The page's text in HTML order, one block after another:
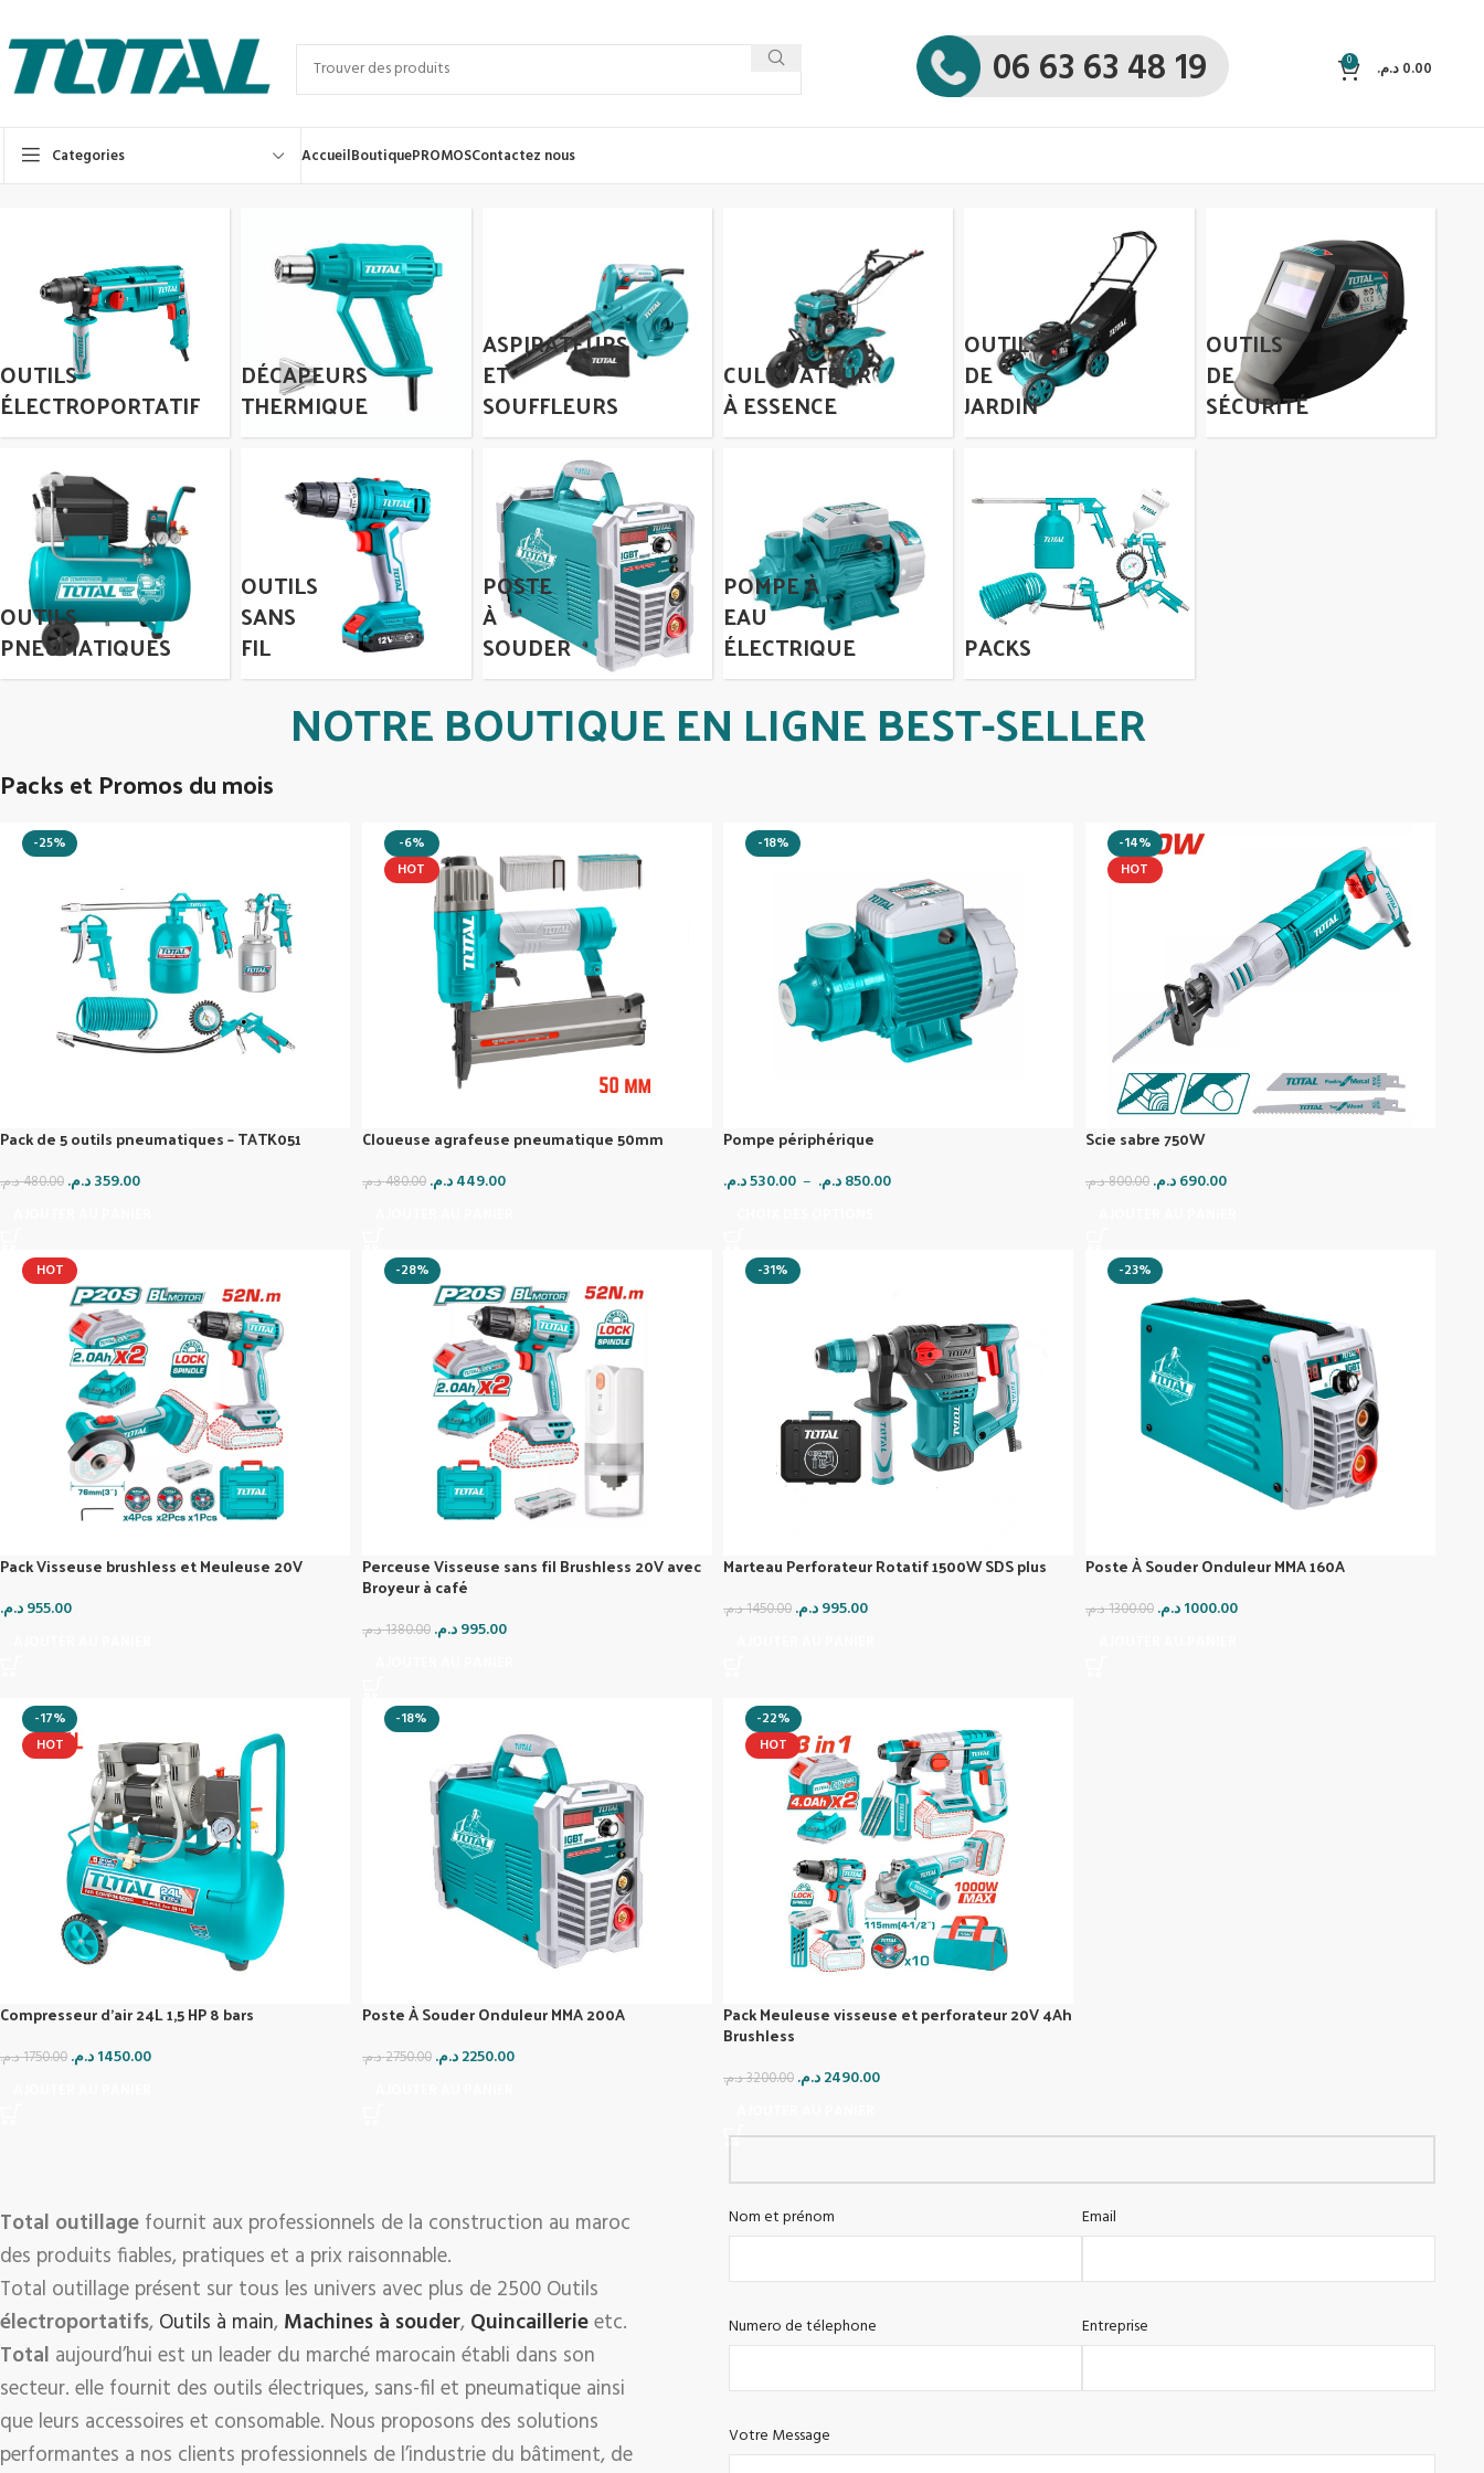
06 63 63 48 19 0 0.00د.م.
Categories AccueilBoutiquePROMOSContactez nous
OUTILS
ÉLECTROPORTATIF
DÉCAPEURS
THERMIQUE
ASPIRATEURS
ET
SOUFFLEURS
CULTIVATEUR
À ESSENCE
OUTILS
DE
JARDIN
OUTILS
DE
SÉCURITÉ
OUTILS
PNEUMATIQUES
OUTILS
SANS
FIL
POSTE
À
SOUDER
POMPE À
EAU
ÉLECTRIQUE PACKS
NOTRE BOUTIQUE EN LIGNE BEST-SELLER
Packs et Promos du mois
-25%
Pack de 5 outils pneumatiques – TATK051
480.00د.م. 359.00د.م.
-6%
HOT
Cloueuse agrafeuse pneumatique 50mm
480.00د.م. 449.00د.م.
-18%
Pompe périphérique
530.00د.م. – 850.00د.م.
-14%
HOT
Scie sabre 750W
800.00د.م. 690.00د.م.
HOT
Pack Visseuse brushless et Meuleuse 20V
955.00د.م.
-28%
Perceuse Visseuse sans fil Brushless 20V avec
Broyeur à café
1380.00د.م. 995.00د.م.
-31%
Marteau Perforateur Rotatif 1500W SDS plus
1450.00د.م. 995.00د.م.
-23%
Poste À Souder Onduleur MMA 160A
1300.00د.م. 1000.00د.م.
-17%
HOT
Compresseur d’air 24L 1,5 HP 8 bars
1750.00د.م. 1450.00د.م.
-18%
Poste À Souder Onduleur MMA 200A
2750.00د.م. 2250.00د.م.
-22%
HOT
Pack Meuleuse visseuse et perforateur 20V 4Ah
Brushless
3200.00د.م. 2490.00د.م.
Total outillage fournit aux professionnels de la construction au maroc
des produits fiables, pratiques et a prix raisonnable.
Total outillage présent sur tous les univers avec plus de 2500 Outils
électroportatifs, Outils à main, Machines à souder, Quincaillerieetc.
Total aujourd’hui est un leader du marché marocain établi dans son
secteur. elle fournit des outils électriques, sans-fil et pneumatique ainsi
que leurs accessoires et consomable. Nous proposons des solutions
performantes a nos clients professionnels de l’industrie du bâtiment, de
Nom et prénom Email
Numero de télephone Entreprise
Votre Message